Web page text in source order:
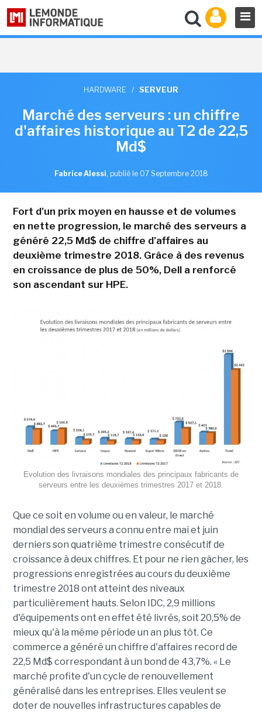
HARDWARE / SERVEUR
Marché des serveurs : un chiffre
d'affaires historique au T2 de 22,5
Md$
Fabrice Alessi, publié le 07 Septembre 2018
Fort d'un prix moyen en hausse et de volumes
en nette progression, le marché des serveurs a
généré 22,5 Md$ de chiffre d'affaires au
deuxième trimestre 2018. Grâce à des revenus
en croissance de plus de 50%, Dell a renforcé
son ascendant sur HPE.
Evolution des livraisons mondiales des principaux fabricants de
serveurs entre les deuxièmes trimestres 2017 et 2018.
Que ce soit en volume ou en valeur, le marché
mondial des serveurs a connu entre mai et juin
derniers son quatrième trimestre consécutif de
croissance à deux chiffres. Et pour ne rien gâcher, les
progressions enregistrées au cours du deuxième
trimestre 2018 ont atteint des niveaux
particulièrement hauts. Selon IDC, 2,9 millions
d'équipements ont en effet été livrés, soit 20,5% de
mieux qu'à la même période un an plus tôt. Ce
commerce a généré un chiffre d'affaires record de
22,5 Md$ correspondant à un bond de 43,7%. « Le
marché profite d'un cycle de renouvellement
généralisé dans les entreprises. Elles veulent se
doter de nouvelles infrastructures capables de